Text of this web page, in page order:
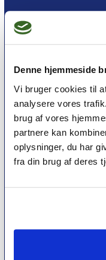
Denne hjemmeside
Vi bruger cookies til
analysere vores
brug af vores
partnere kan
oplysninger, du har
fra din brug af deres
Et medlemskab af
er et
leve op til en
erfaring for at få